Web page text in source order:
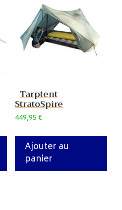
Tarptent
StratoSpire
449,95€
Ajouter au
panier